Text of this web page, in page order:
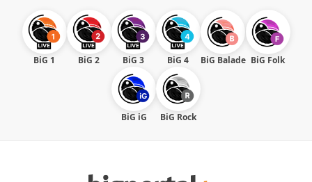
BiG 1 BiG 2 BiG 3 BiG 4 BiG Balade BiG Folk
BiG iG BiG Rock